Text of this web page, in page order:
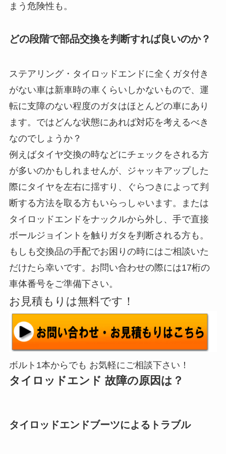
まう危険性も。
どの段階で部品交換を判断すれば良いのか？
ステアリング・タイロッドエンドに全くガタ付き
がない車は新車時の車くらいしかないもので、運
転に支障のない程度のガタはほとんどの車にあり
ます。ではどんな状態にあれば対応を考えるべき
なのでしょうか？
例えばタイヤ交換の時などにチェックをされる方
が多いのかもしれませんが、ジャッキアップした
際にタイヤを左右に揺すり、ぐらつきによって判
断する方法を取る方もいらっしゃいます。または
タイロッドエンドをナックルから外し、手で直接
ボールジョイントを触りガタを判断される方も。
もしも交換品の手配でお困りの時にはご相談いた
だけたら幸いです。お問い合わせの際には17桁の
車体番号をご準備下さい。
お見積もりは無料です！
ボルト1本からでも お気軽にご相談下さい！
タイロッドエンド 故障の原因は？
タイロッドエンドブーツによるトラブル